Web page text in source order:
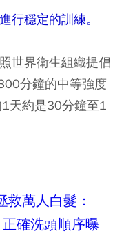
行穩定的訓練。
世界衛生組織提倡
分鐘的中等強度
天約是30分鐘至1
救萬人白髮：
確洗頭順序曝